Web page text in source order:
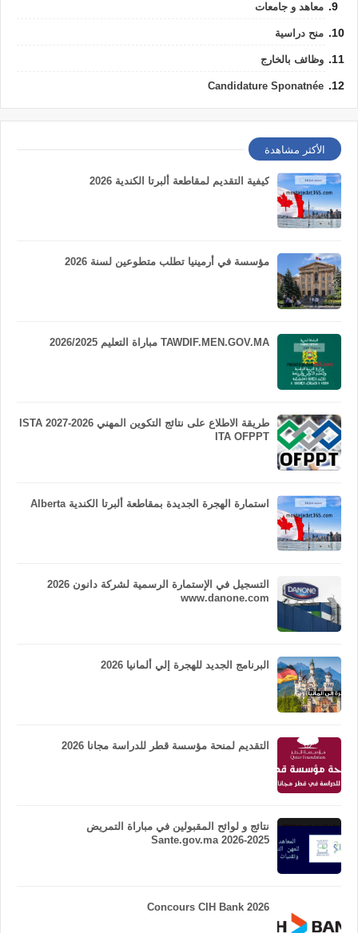
معاهد و جامعات
منح دراسية
وظائف بالخارج
Candidature Sponatnée
الأكثر مشاهدة
كيفية التقديم لمقاطعة ألبرتا الكندية 2026
مؤسسة في أرمينيا تطلب متطوعين لسنة 2026
TAWDIF.MEN.GOV.MA مباراة التعليم 2026/2025
طريقة الاطلاع على نتائج التكوين المهني 2026-2027 ISTA
ITA OFPPT
استمارة الهجرة الجديدة بمقاطعة ألبرتا الكندية Alberta
التسجيل في الإستمارة الرسمية لشركة دانون 2026
www.danone.com
البرنامج الجديد للهجرة إلي ألمانيا 2026
التقديم لمنحة مؤسسة قطر للدراسة مجانا 2026
نتائج و لوائح المقبولين في مباراة التمريض
Sante.gov.ma 2026-2025
Concours CIH Bank 2026